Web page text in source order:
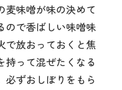
麦味噌が味の決めて
ので香ばしい味噌味
で放おっておくと焦
持って混ぜたくなる
必ずおしぼりをもら